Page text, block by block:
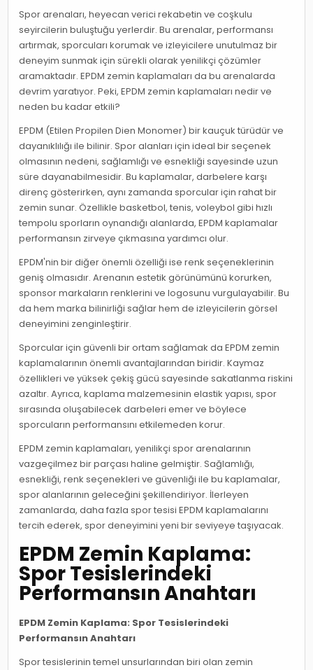
Spor arenaları, heyecan verici rekabetin ve coşkulu
seyircilerin buluştuğu yerlerdir. Bu arenalar, performansı
artırmak, sporcuları korumak ve izleyicilere unutulmaz bir
deneyim sunmak için sürekli olarak yenilikçi çözümler
aramaktadır. EPDM zemin kaplamaları da bu arenalarda
devrim yaratıyor. Peki, EPDM zemin kaplamaları nedir ve
neden bu kadar etkili?
EPDM (Etilen Propilen Dien Monomer) bir kauçuk türüdür ve
dayanıklılığı ile bilinir. Spor alanları için ideal bir seçenek
olmasının nedeni, sağlamlığı ve esnekliği sayesinde uzun
süre dayanabilmesidir. Bu kaplamalar, darbelere karşı
direnç gösterirken, aynı zamanda sporcular için rahat bir
zemin sunar. Özellikle basketbol, tenis, voleybol gibi hızlı
tempolu sporların oynandığı alanlarda, EPDM kaplamalar
performansın zirveye çıkmasına yardımcı olur.
EPDM'nin bir diğer önemli özelliği ise renk seçeneklerinin
geniş olmasıdır. Arenanın estetik görünümünü korurken,
sponsor markaların renklerini ve logosunu vurgulayabilir. Bu
da hem marka bilinirliği sağlar hem de izleyicilerin görsel
deneyimini zenginleştirir.
Sporcular için güvenli bir ortam sağlamak da EPDM zemin
kaplamalarının önemli avantajlarından biridir. Kaymaz
özellikleri ve yüksek çekiş gücü sayesinde sakatlanma riskini
azaltır. Ayrıca, kaplama malzemesinin elastik yapısı, spor
sırasında oluşabilecek darbeleri emer ve böylece
sporcuların performansını etkilemeden korur.
EPDM zemin kaplamaları, yenilikçi spor arenalarının
vazgeçilmez bir parçası haline gelmiştir. Sağlamlığı,
esnekliği, renk seçenekleri ve güvenliği ile bu kaplamalar,
spor alanlarının geleceğini şekillendiriyor. İlerleyen
zamanlarda, daha fazla spor tesisi EPDM kaplamalarını
tercih ederek, spor deneyimini yeni bir seviyeye taşıyacak.
EPDM Zemin Kaplama:
Spor Tesislerindeki
Performansın Anahtarı
EPDM Zemin Kaplama: Spor Tesislerindeki
Performansın Anahtarı
Spor tesislerinin temel unsurlarından biri olan zemin